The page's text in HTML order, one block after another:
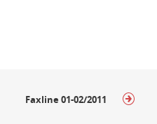
Faxline 01-02/2011